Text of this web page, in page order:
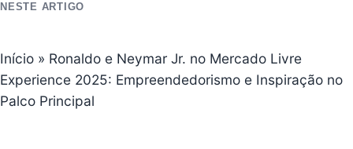
NESTE ARTIGO
Início » Ronaldo e Neymar Jr. no Mercado Livre
Experience 2025: Empreendedorismo e Inspiração no
Palco Principal